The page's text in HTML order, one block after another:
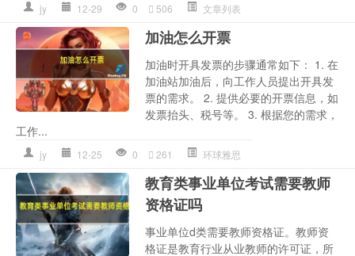
jy 12-29 0 506 文章列表
加油怎么开票
加油时开具发票的步骤通常如下： 1. 在
加油站加油后，向工作人员提出开具发
票的需求。 2. 提供必要的开票信息，如
发票抬头、税号等。 3. 根据您的需求，
工作...
jy 12-25 0 261 环球雅思
教育类事业单位考试需要教师
资格证吗
事业单位d类需要教师资格证。教师资
格证是教育行业从业教师的许可证，所